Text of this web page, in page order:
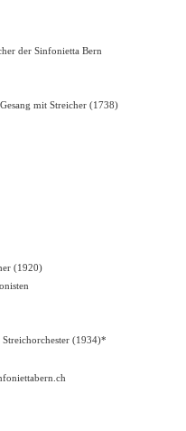
der Sinfonietta Bern
mit Streicher (1738)
(1920)
(1934)*